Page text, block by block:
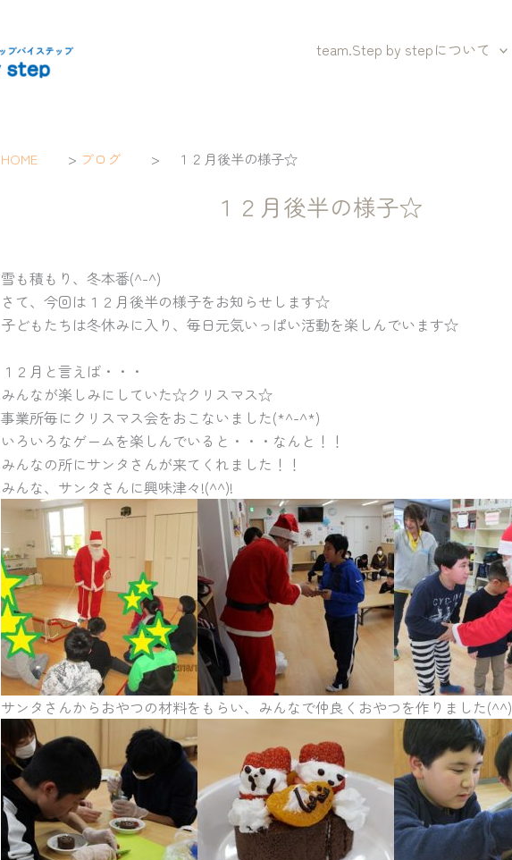
team.Step by stepについて
HOME > ブログ > １２月後半の様子☆
１２月後半の様子☆
雪も積もり、冬本番(^-^)
さて、今回は１２月後半の様子をお知らせします☆
子どもたちは冬休みに入り、毎日元気いっぱい活動を楽しんでいます☆
１２月と言えば・・・
みんなが楽しみにしていた☆クリスマス☆
事業所毎にクリスマス会をおこないました(*^-^*)
いろいろなゲームを楽しんでいると・・・なんと！！
みんなの所にサンタさんが来てくれました！！
みんな、サンタさんに興味津々!(^^)!
サンタさんからおやつの材料をもらい、みんなで仲良くおやつを作りました(^^)